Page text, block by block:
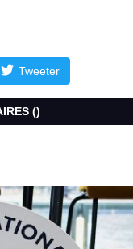
Tweeter
COMMENTAIRES ()